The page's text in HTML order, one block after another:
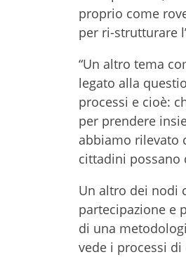
proprio come
per ri-strutturare
“Un altro tema
legato alla
processi e cioè:
per prendere
abbiamo rilevato
cittadini possano
Un altro dei nodi
partecipazione e
di una
vede i processi